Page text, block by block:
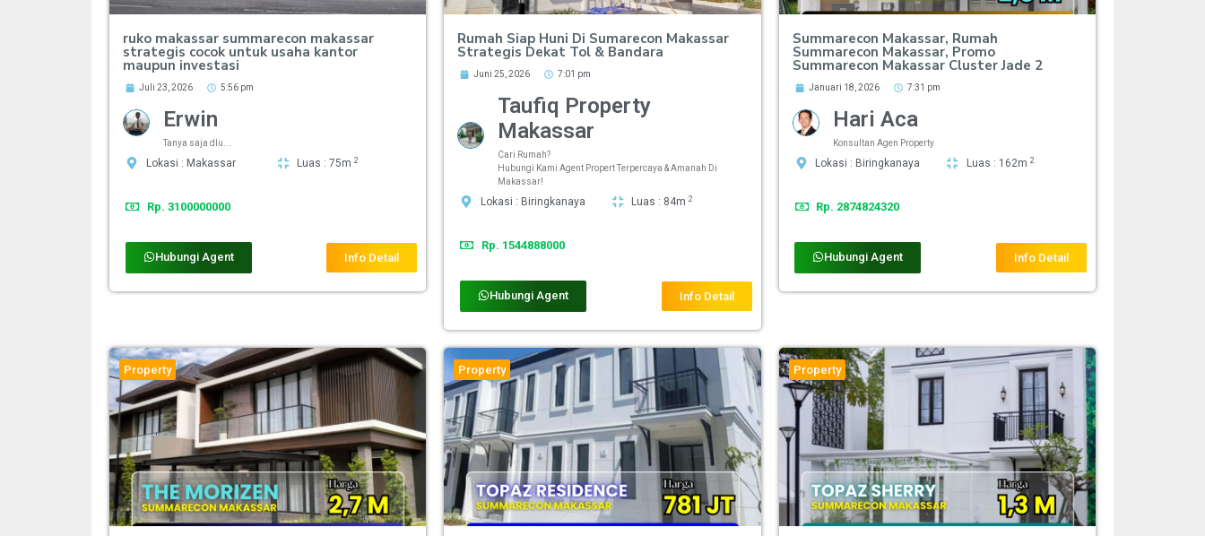
ruko makassar summarecon makassar
strategis cocok untuk usaha kantor
maupun investasi
Juli 23, 2026 5:56 pm
Erwin
Tanya saja dlu...
Lokasi : Makassar Luas : 75m2
Rp. 3100000000
Hubungi Agent Info Detail
Rumah Siap Huni Di Sumarecon Makassar
Strategis Dekat Tol & Bandara
Juni 25, 2026 7:01 pm
Taufiq Property
Makassar
Cari Rumah?
Hubungi Kami Agent Propert Terpercaya & Amanah Di
Makassar!
Lokasi : Biringkanaya Luas : 84m2
Rp. 1544888000
Hubungi Agent Info Detail
Summarecon Makassar, Rumah
Summarecon Makassar, Promo
Summarecon Makassar Cluster Jade 2
Januari 18, 2026 7:31 pm
Hari Aca
Konsultan Agen Property
Lokasi : Biringkanaya Luas : 162m 2
Rp. 2874824320
Hubungi Agent Info Detail
Property Property Property